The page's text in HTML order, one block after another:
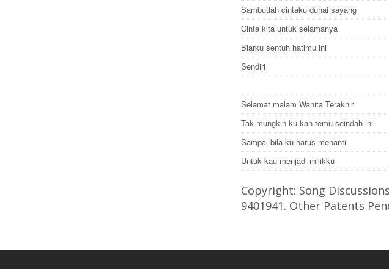
Sambutlah cintaku duhai sayang
Cinta kita untuk selamanya
Biarku sentuh hatimu ini
Sendiri
Selamat malam Wanita Terakhir
Tak mungkin ku kan temu seindah ini
Sampai bila ku harus menanti
Untuk kau menjadi milikku
Copyright: Song
9401941. Other Patents